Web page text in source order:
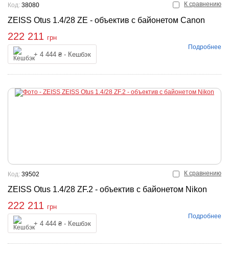
К сравнению
ZEISS Otus 1.4/28 ZE - объектив с байонетом Canon
Код: 38080
222 211 грн
+ 4 444 ₴ - Кешбэк
Купить Подробнее
К сравнению
ZEISS Otus 1.4/28 ZF.2 - объектив с байонетом Nikon
Код: 39502
222 211 грн
+ 4 444 ₴ - Кешбэк
Купить Подробнее